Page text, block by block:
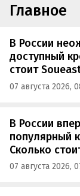
Главное
В России
доступный
стоит
07 августа 2026,
В России
популярный
Сколько
07 августа 2026,